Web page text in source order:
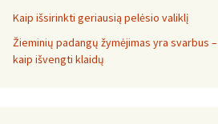
Kaip išsirinkti geriausią pelėsio valiklį
Žieminių padangų žymėjimas yra svarbus –
kaip išvengti klaidų